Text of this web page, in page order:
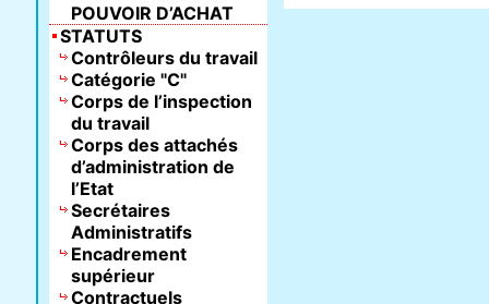
POUVOIR D’ACHAT
STATUTS
Contrôleurs du travail
Catégorie "C"
Corps de l’inspection
du travail
Corps des attachés
d’administration de
l’Etat
Secrétaires
Administratifs
Encadrement
supérieur
Contractuels